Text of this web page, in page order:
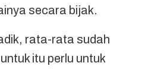
secara bijak.
rata-rata sudah
itu perlu untuk